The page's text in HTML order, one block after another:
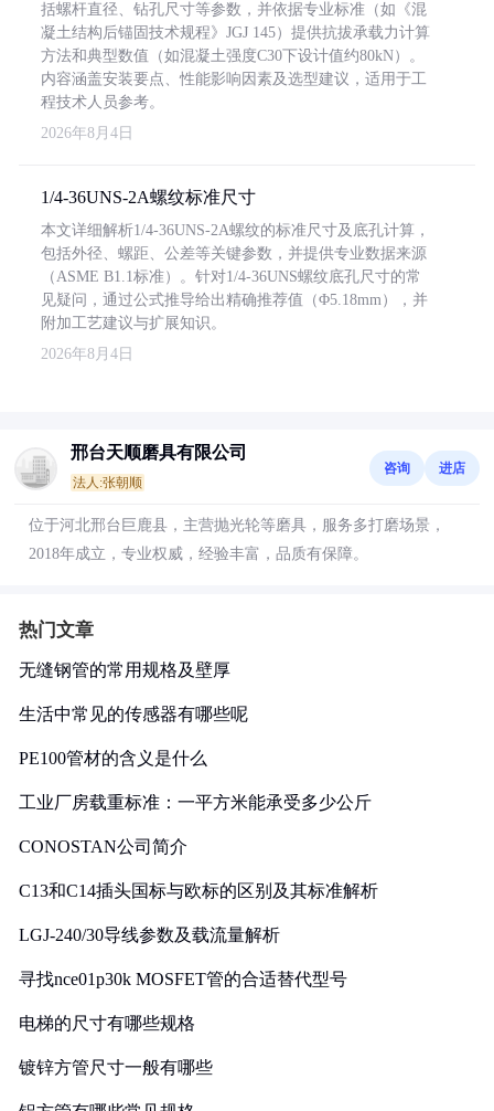
括螺杆直径、钻孔尺寸等参数，并依据专业标准（如《混
凝土结构后锚固技术规程》JGJ 145）提供抗拔承载力计算
方法和典型数值（如混凝土强度C30下设计值约80kN）。
内容涵盖安装要点、性能影响因素及选型建议，适用于工
程技术人员参考。
2026年8月4日
1/4-36UNS-2A螺纹标准尺寸
本文详细解析1/4-36UNS-2A螺纹的标准尺寸及底孔计算，
包括外径、螺距、公差等关键参数，并提供专业数据来源
（ASME B1.1标准）。针对1/4-36UNS螺纹底孔尺寸的常
见疑问，通过公式推导给出精确推荐值（Φ5.18mm），并
附加工艺建议与扩展知识。
2026年8月4日
邢台天顺磨具有限公司
法人:张朝顺
咨询 进店
位于河北邢台巨鹿县，主营抛光轮等磨具，服务多打磨场景，
2018年成立，专业权威，经验丰富，品质有保障。
热门文章
无缝钢管的常用规格及壁厚
生活中常见的传感器有哪些呢
PE100管材的含义是什么
工业厂房载重标准：一平方米能承受多少公斤
CONOSTAN公司简介
C13和C14插头国标与欧标的区别及其标准解析
LGJ-240/30导线参数及载流量解析
寻找nce01p30k MOSFET管的合适替代型号
电梯的尺寸有哪些规格
镀锌方管尺寸一般有哪些